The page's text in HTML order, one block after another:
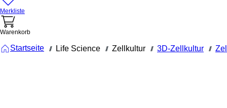
Merkliste
Warenkorb
Startseite /// Life Science /// Zellkultur /// 3D-Zellkultur ///